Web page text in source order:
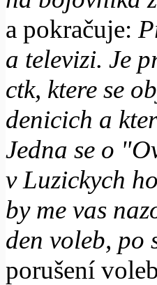
a pokračuje:
a televizi. Je
ctk, ktere se
denicich a
Jedna se o
v Luzickych
by me vas
den voleb, po
porušení